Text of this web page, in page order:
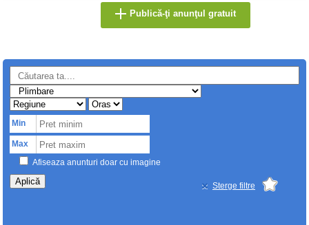
Publică-ţi anunţul gratuit
Min
Max
Afiseaza anunturi doar cu imagine
Aplică Sterge filtre